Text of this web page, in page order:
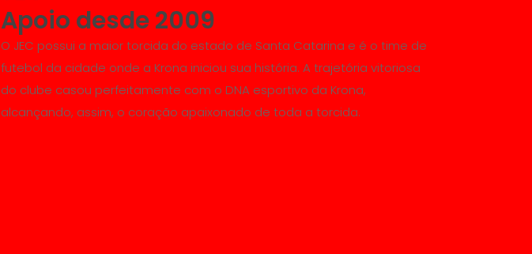
Apoio desde 2009
O JEC possui a maior torcida do estado de Santa Catarina e é o time de
futebol da cidade onde a Krona iniciou sua história. A trajetória vitoriosa
do clube casou perfeitamente com o DNA esportivo da Krona,
alcançando, assim, o coração apaixonado de toda a torcida.